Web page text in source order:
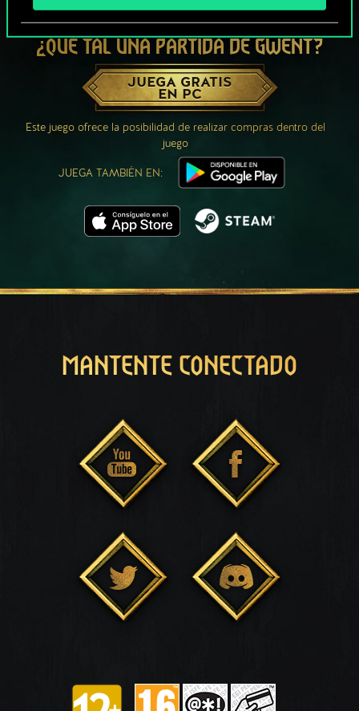
¿QUÉ TAL UNA PARTIDA DE GWENT?
JUEGA GRATIS
EN PC
Este juego ofrece la posibilidad de realizar compras dentro del
juego
JUEGA TAMBIÉN EN:
MANTENTE CONECTADO